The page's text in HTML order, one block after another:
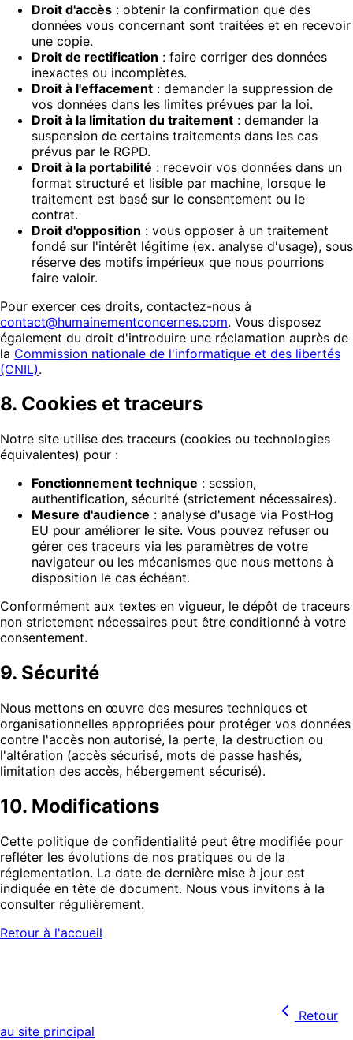
Droit d'accès : obtenir la confirmation que des
données vous concernant sont traitées et en recevoir
une copie.
Droit de rectification : faire corriger des données
inexactes ou incomplètes.
Droit à l'effacement : demander la suppression de
vos données dans les limites prévues par la loi.
Droit à la limitation du traitement : demander la
suspension de certains traitements dans les cas
prévus par le RGPD.
Droit à la portabilité : recevoir vos données dans un
format structuré et lisible par machine, lorsque le
traitement est basé sur le consentement ou le
contrat.
Droit d'opposition : vous opposer à un traitement
fondé sur l'intérêt légitime (ex. analyse d'usage), sous
réserve des motifs impérieux que nous pourrions
faire valoir.
Pour exercer ces droits, contactez-nous à
contact@humainementconcernes.com. Vous disposez
également du droit d'introduire une réclamation auprès de
la Commission nationale de l'informatique et des libertés
(CNIL).
8. Cookies et traceurs
Notre site utilise des traceurs (cookies ou technologies
équivalentes) pour :
Fonctionnement technique : session,
authentification, sécurité (strictement nécessaires).
Mesure d'audience : analyse d'usage via PostHog
EU pour améliorer le site. Vous pouvez refuser ou
gérer ces traceurs via les paramètres de votre
navigateur ou les mécanismes que nous mettons à
disposition le cas échéant.
Conformément aux textes en vigueur, le dépôt de traceurs
non strictement nécessaires peut être conditionné à votre
consentement.
9. Sécurité
Nous mettons en œuvre des mesures techniques et
organisationnelles appropriées pour protéger vos données
contre l'accès non autorisé, la perte, la destruction ou
l'altération (accès sécurisé, mots de passe hashés,
limitation des accès, hébergement sécurisé).
10. Modifications
Cette politique de confidentialité peut être modifiée pour
refléter les évolutions de nos pratiques ou de la
réglementation. La date de dernière mise à jour est
indiquée en tête de document. Nous vous invitons à la
consulter régulièrement.
Retour à l'accueil
Retour
au site principal